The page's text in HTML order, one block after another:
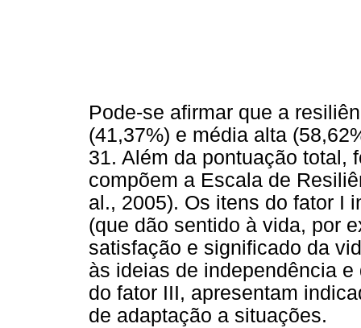
Pode-se afirmar que a
(41,37%) e média alta
31. Além da pontuação total,
compõem a Escala de
al., 2005). Os itens do fator I
(que dão sentido à vida, por
satisfação e significado da
às ideias de independência
do fator III, apresentam
de adaptação a situações.